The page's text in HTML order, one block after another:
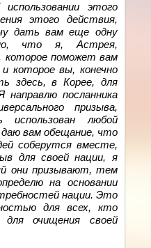
этого
этого действия,
дать вам еще одну
что я, Астрея,
которое поможет вам
которое вы, конечно
здесь, в Корее, для
посланника
призыва,
любой
вам обещание, что
соберутся вместе,
для своей нации, я
они призывают, тем
на основании
нации. Это
для всех, кто
очищения своей